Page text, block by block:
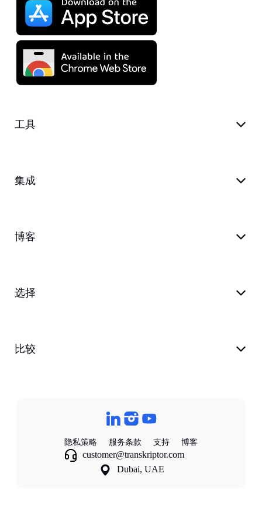
工具
集成
博客
选择
比较
隐私策略 服务条款 支持 博客
customer@transkriptor.com
Dubai, UAE